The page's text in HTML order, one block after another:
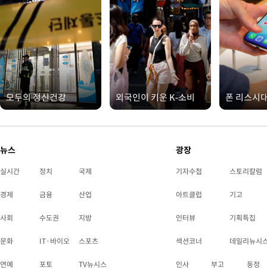
모두의 정신건강 외국인이 키운 K-소비 폰 리스시
뉴스
실시간 정치 국제
경제 금융 산업
사회 수도권 지방
문화 IT·바이오 스포츠
연예 포토 TV뉴시스
광장
기자수첩 스토리칼럼
아트클럽 기고
인터뷰 기획특집
섹션코너 데일리뉴시
인사 부고 동정